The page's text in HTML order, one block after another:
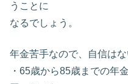
うことに
なるでしょう。
年金苦手なので、自信は
・65歳から85歳までの年